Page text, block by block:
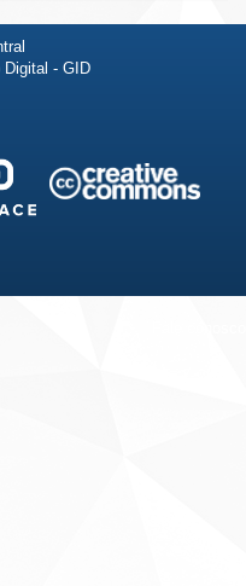
Digital - GID